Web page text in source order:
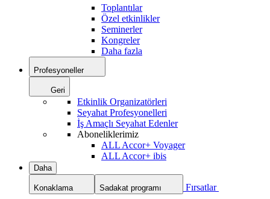
Toplantılar
Özel etkinlikler
Seminerler
Kongreler
Daha fazla
Profesyoneller
Geri
Etkinlik Organizatörleri
Seyahat Profesyonelleri
İş Amaçlı Seyahat Edenler
Aboneliklerimiz
ALL Accor+ Voyager
ALL Accor+ ibis
Daha
Konaklama Sadakat programı
Fırsatlar